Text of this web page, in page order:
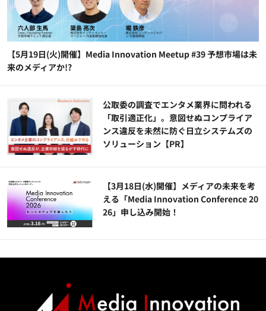
【5月19日(火)開催】Media Innovation Meetup #39 予想市場は未
来のメディアか!?
公​​取委の調査でエンタメ業界に問われる
「取引適正化」。意図せぬコンプライア
ンス違反を未然に防ぐ日立システムズの
ソリューション​【PR】
【3月18日(水)開催】メディアの未来を考
える「Media Innovation Conference 20
26」申し込み開始！